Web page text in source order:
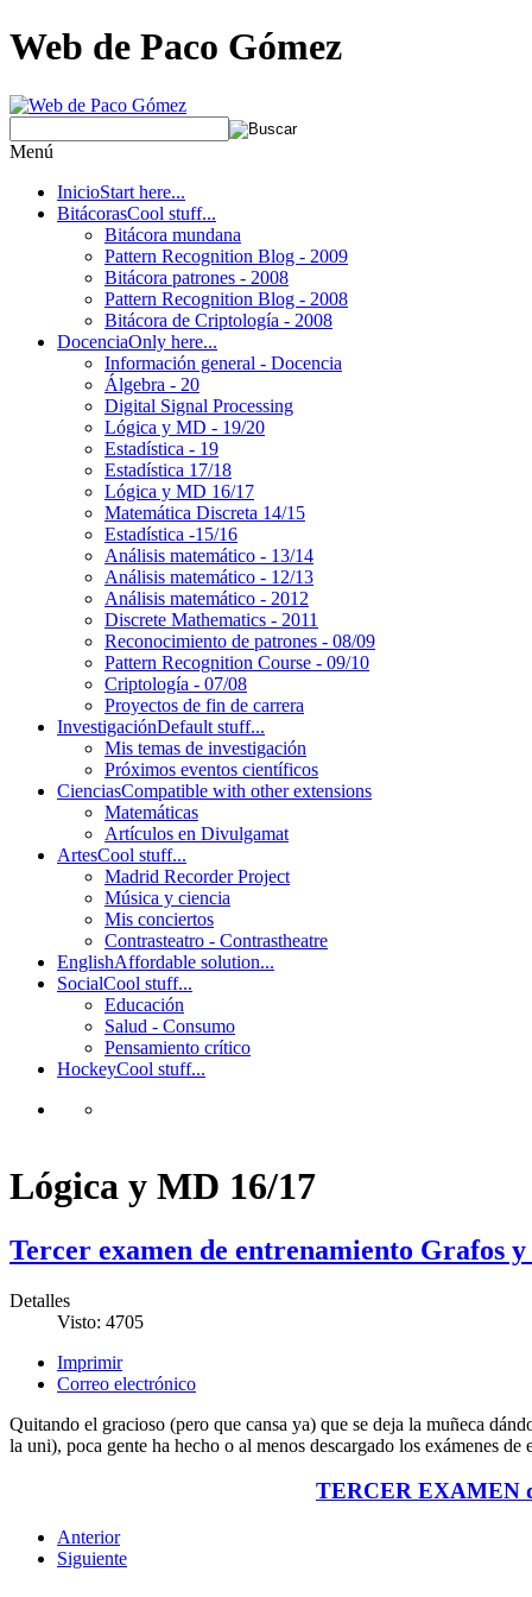
Web de Paco Gómez
Menú
InicioStart here...
BitácorasCool stuff...
Bitácora mundana
Pattern Recognition Blog - 2009
Bitácora patrones - 2008
Pattern Recognition Blog - 2008
Bitácora de Criptología - 2008
DocenciaOnly here...
Información general - Docencia
Álgebra - 20
Digital Signal Processing
Lógica y MD - 19/20
Estadística - 19
Estadística 17/18
Lógica y MD 16/17
Matemática Discreta 14/15
Estadística -15/16
Análisis matemático - 13/14
Análisis matemático - 12/13
Análisis matemático - 2012
Discrete Mathematics - 2011
Reconocimiento de patrones - 08/09
Pattern Recognition Course - 09/10
Criptología - 07/08
Proyectos de fin de carrera
InvestigaciónDefault stuff...
Mis temas de investigación
Próximos eventos científicos
CienciasCompatible with other extensions
Matemáticas
Artículos en Divulgamat
ArtesCool stuff...
Madrid Recorder Project
Música y ciencia
Mis conciertos
Contrasteatro - Contrastheatre
EnglishAffordable solution...
SocialCool stuff...
Educación
Salud - Consumo
Pensamiento crítico
HockeyCool stuff...
Lógica y MD 16/17
Tercer examen de entrenamiento Grafos
Detalles
Visto: 4705
Imprimir
Correo electrónico
Quitando el gracioso (pero que cansa ya) que se deja la muñeca
la uni), poca gente ha hecho o al menos descargado los exámenes
TERCER EXAMEN
Anterior
Siguiente